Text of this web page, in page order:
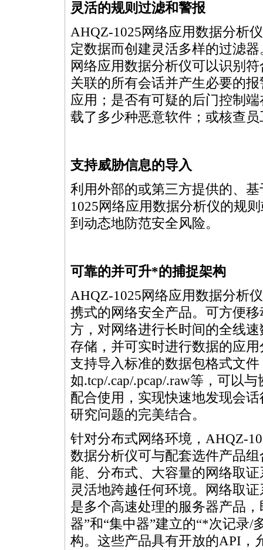
灵活的规则过滤和警报
AHQZ-1025网络应用数据分析
定数据而创建灵活多样的过滤
网络应用数据分析仪可以识别
关联的所有会话并产生必要的
应用；是否有可疑的后门控制
载了多少种恶意软件；或核查
支持威胁信息的导入
利用外部的或第三方提供的、
1025网络应用数据分析仪的规
到动态地防范安全风险。
可靠的并可升*的捕捉架构
AHQZ-1025网络应用数据分析
携式的网络安全产品。可方便
方，对网络进行长时间的全线
存储，并可实时进行数据的应
支持导入标准的数据包格式文件
如.tcp/.cap/.pcap/.raw等，可以
配合使用，实现快速地发现会
研究问题的完美结合。
针对分布式网络环境，AHQZ-
数据分析仪可与配套选件产品
能、分布式、大容量的网络取
灵活地跨越任何环境。网络取
是多个高速处理的服务器产品，
器”和“集中器”建立的“*次记录/
构。这些产品具有开放的API，